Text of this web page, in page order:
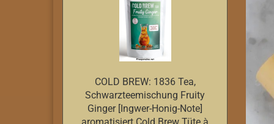
COLD BREW: 1836 Tea,
Schwarzteemischung Fruity
Ginger [Ingwer-Honig-Note]